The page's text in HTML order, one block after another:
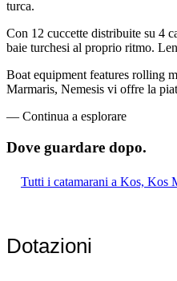
turca.
Con 12 cuccette distribuite su 4
baie turchesi al proprio ritmo.
Boat equipment features rolling
Marmaris, Nemesis vi offre la
— Continua a esplorare
Dove guardare dopo.
Tutti i catamarani a Kos, Kos
Dotazioni